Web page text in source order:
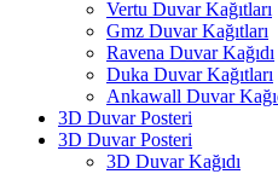
Vertu Duvar Kağıtları
Gmz Duvar Kağıtları
Ravena Duvar Kağıdı
Duka Duvar Kağıtları
Ankawall Duvar
3D Duvar Posteri
3D Duvar Posteri
3D Duvar Kağıdı